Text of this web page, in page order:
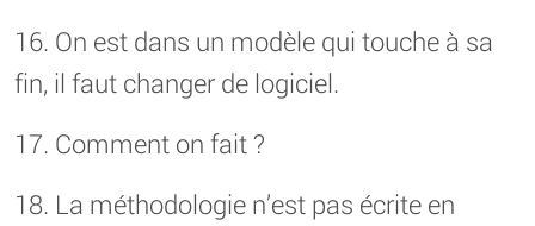
16. On est dans un modèle qui touche à sa
fin, il faut changer de logiciel.
17. Comment on fait ?
18. La méthodologie n’est pas écrite en